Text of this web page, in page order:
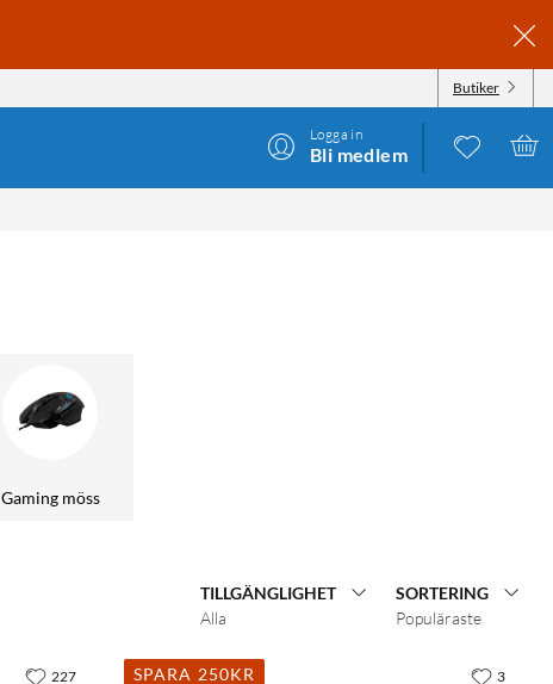
Butiker
Logga in
Bli medlem
Gaming möss
TILLGÄNGLIGHET
Alla
SORTERING
Populäraste
227 SPARA 250KR 3